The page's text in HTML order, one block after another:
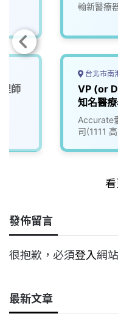
師
翰新醫療
台北市南
VP (or
知名醫
Accurate
司(1111
發佈留言
很抱歉，必須登入網
最新文章